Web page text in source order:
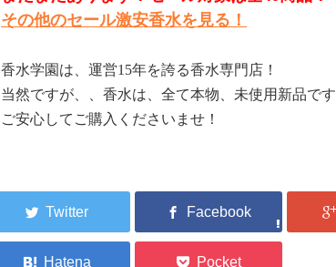
その他のセール激安香水を見る！
香水学園は、運営15年を誇る香水専門店！
当然ですが、、香水は、全て本物、未使用新品です
ご安心してご購入くださいませ！